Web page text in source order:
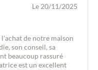
Le 20/11/2025
de notre maison
son conseil, sa
beaucoup rassuré
est un excellent